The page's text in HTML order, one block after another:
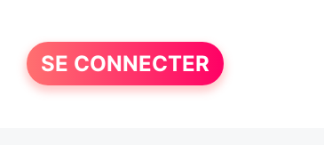
SE CONNECTER